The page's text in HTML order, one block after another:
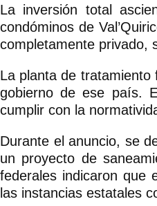
La inversión total
condóminos de
completamente privado,
La planta de tratamiento
gobierno de ese país.
cumplir con la
Durante el anuncio, se
un proyecto de
federales indicaron que
las instancias estatales